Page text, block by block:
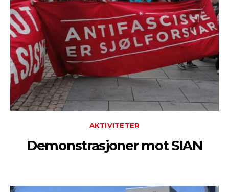
AKTIVITETER
Demonstrasjoner mot SIAN